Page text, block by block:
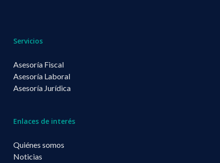
Servicios
Asesoría Fiscal
Asesoría Laboral
Asesoría Jurídica
Enlaces de interés
Quiénes somos
Noticias